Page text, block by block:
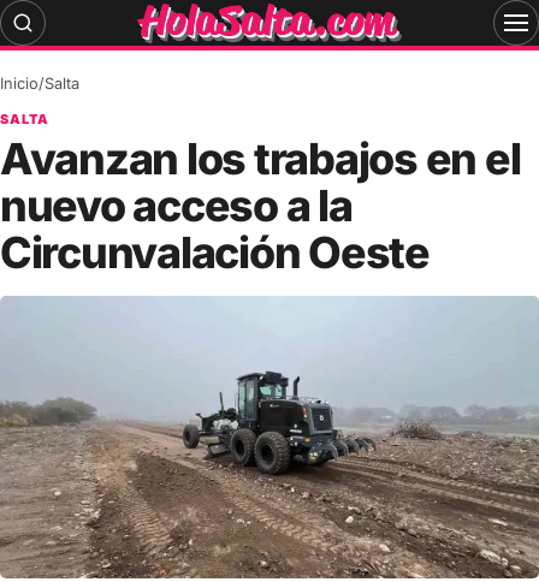
Skip
to
Inicio/Salta
SALTA
Avanzan los trabajos en el
nuevo acceso a la
Circunvalación Oeste